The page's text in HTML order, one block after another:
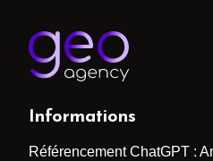
Informations
Référencement ChatGPT :